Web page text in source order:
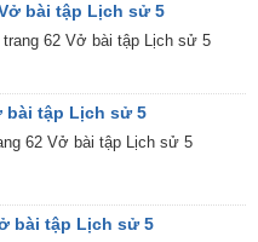
bài tập Lịch sử 5
trang 62 Vở bài tập Lịch sử 5
bài tập Lịch sử 5
62 Vở bài tập Lịch sử 5
bài tập Lịch sử 5